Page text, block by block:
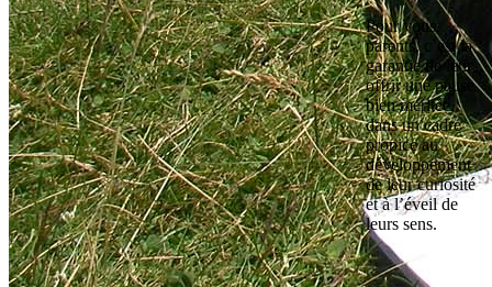
Pour vous,
parents, c’est la
garantie de leur
offrir une pause
bien méritée,
dans un cadre
propice au
développement
de leur curiosité
et à l’éveil de
leurs sens.